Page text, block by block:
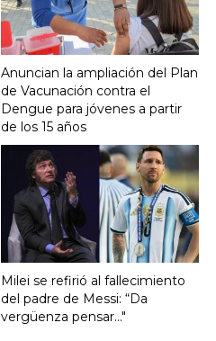
Anuncian la ampliación del Plan
de Vacunación contra el
Dengue para jóvenes a partir
de los 15 años
Milei se refirió al fallecimiento
del padre de Messi: “Da
vergüenza pensar..."